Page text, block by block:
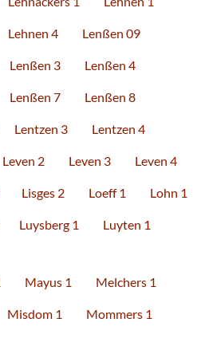
Lehnen 4 Lenßen 09
Lenßen 3 Lenßen 4
Lenßen 7 Lenßen 8
Lentzen 3 Lentzen 4
Leven 2 Leven 3 Leven 4
Lisges 2 Loeff 1 Lohn 1
Luysberg 1 Luyten 1
Mayus 1 Melchers 1
Misdom 1 Mommers 1